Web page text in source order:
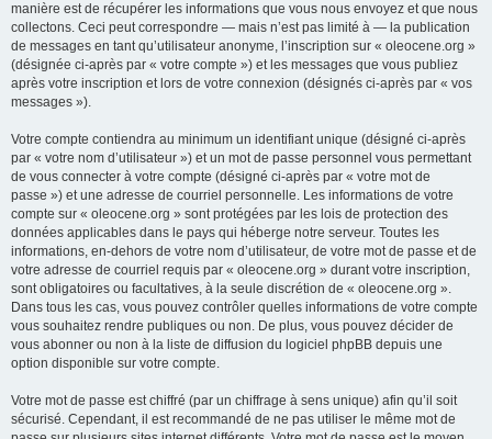
manière est de récupérer les informations que vous nous envoyez et que nous
collectons. Ceci peut correspondre — mais n’est pas limité à — la publication
de messages en tant qu’utilisateur anonyme, l’inscription sur « oleocene.org »
(désignée ci-après par « votre compte ») et les messages que vous publiez
après votre inscription et lors de votre connexion (désignés ci-après par « vos
messages »).
Votre compte contiendra au minimum un identifiant unique (désigné ci-après
par « votre nom d’utilisateur ») et un mot de passe personnel vous permettant
de vous connecter à votre compte (désigné ci-après par « votre mot de
passe ») et une adresse de courriel personnelle. Les informations de votre
compte sur « oleocene.org » sont protégées par les lois de protection des
données applicables dans le pays qui héberge notre serveur. Toutes les
informations, en-dehors de votre nom d’utilisateur, de votre mot de passe et de
votre adresse de courriel requis par « oleocene.org » durant votre inscription,
sont obligatoires ou facultatives, à la seule discrétion de « oleocene.org ».
Dans tous les cas, vous pouvez contrôler quelles informations de votre compte
vous souhaitez rendre publiques ou non. De plus, vous pouvez décider de
vous abonner ou non à la liste de diffusion du logiciel phpBB depuis une
option disponible sur votre compte.
Votre mot de passe est chiffré (par un chiffrage à sens unique) afin qu’il soit
sécurisé. Cependant, il est recommandé de ne pas utiliser le même mot de